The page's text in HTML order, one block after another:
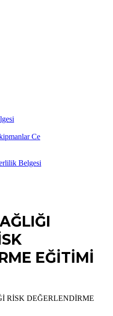
Ce
Belgesi
EĞİTİMİ
RİSK DEĞERLENDİRME